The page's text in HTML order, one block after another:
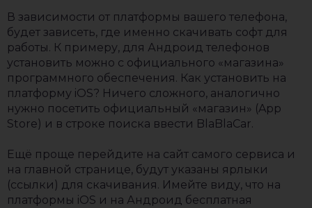
В зависимости от платформы вашего телефона,
будет зависеть, где именно скачивать софт для
работы. К примеру, для Андроид телефонов
установить можно с официального «магазина»
программного обеспечения. Как установить на
платформу iOS? Ничего сложного, аналогично
нужно посетить официальный «магазин» (App
Store) и в строке поиска ввести BlaBlaCar.
Ещё проще перейдите на сайт самого сервиса и
на главной странице, будут указаны ярлыки
(ссылки) для скачивания. Имейте виду, что на
платформы iOS и на Андроид бесплатная